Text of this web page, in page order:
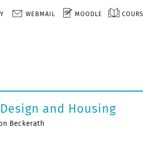
WEBMAIL MOODLE
and Housing
Beckerath